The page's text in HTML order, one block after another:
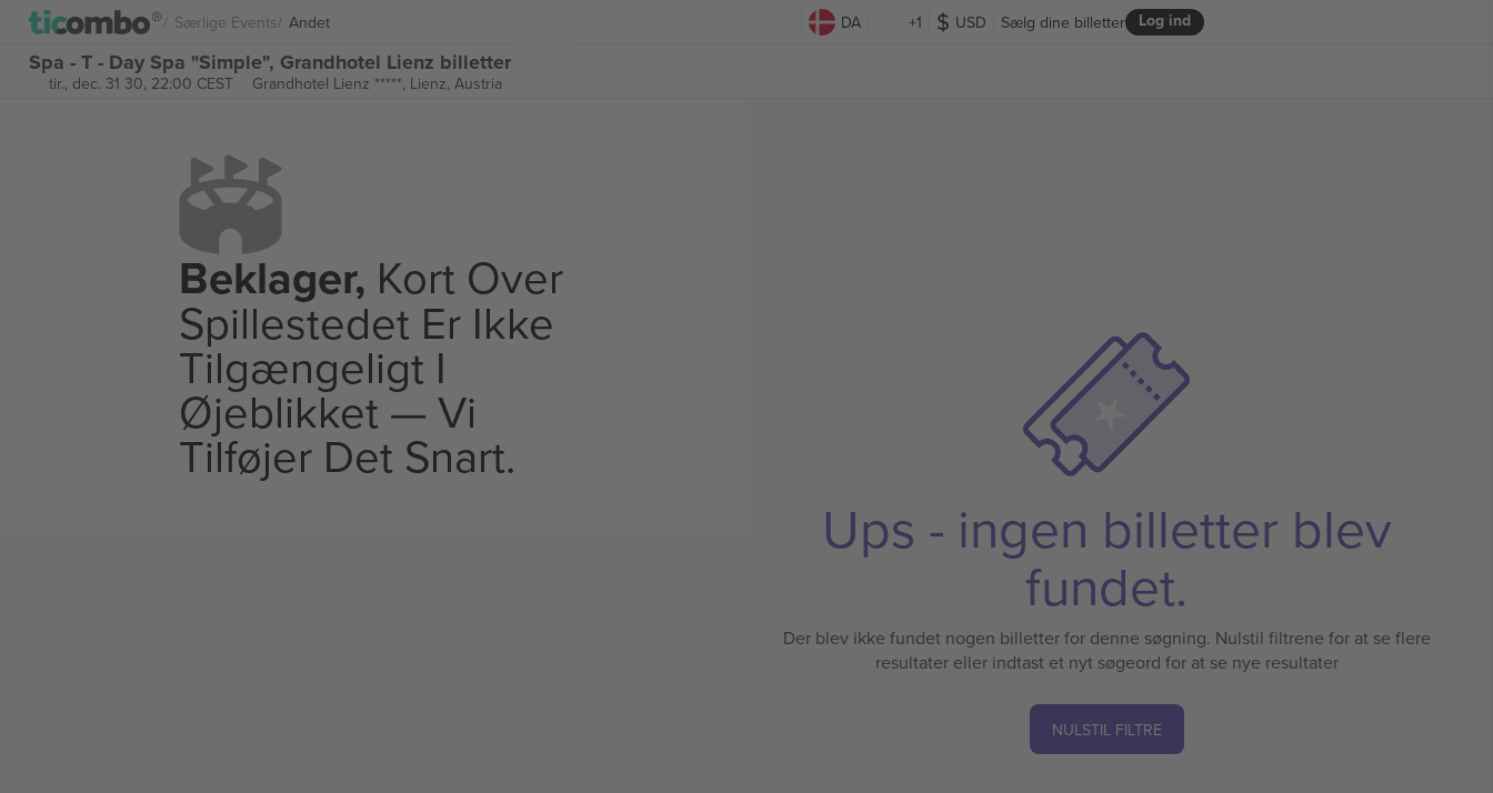
Særlige Events Andet DA +1 USD Log ind
Sælg dine billetter
Spa - T - Day Spa "Simple", Grandhotel Lienz billetter
tir., dec. 31 30, 22:00 CEST Grandhotel Lienz *****, Lienz, Austria
Beklager, Kort Over
Spillestedet Er Ikke
Tilgængeligt I
Øjeblikket — Vi
Tilføjer Det Snart.
Ups - ingen billetter blev
fundet.
Der blev ikke fundet nogen billetter for denne søgning. Nulstil filtrene for at se flere
resultater eller indtast et nyt søgeord for at se nye resultater
NULSTIL FILTRE